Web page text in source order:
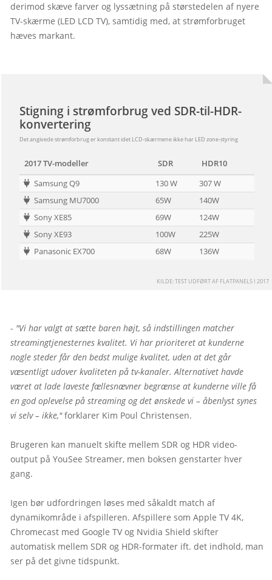
derimod skæve farver og lyssætning på størstedelen af nyere
TV-skærme (LED LCD TV), samtidig med, at strømforbruget
hæves markant.
Stigning i strømforbrug ved SDR-til-HDR-
konvertering
Det angivede strømforbrug er konstant idet LCD-skærmene ikke har LED zone-styring
2017 TV-modeller SDR
HDR10
Samsung Q9
130 W
307 W
Samsung MU7000
65W
140W
Sony XE85
69W
124W
Sony XE93
100W
225W
Panasonic EX700
68W 136W
KILDE: TEST UDFØRT AF FLATPANELS I 2017
- "Vi har valgt at sætte baren højt, så indstillingen matcher
streamingtjenesternes kvalitet. Vi har prioriteret at kunderne
nogle steder får den bedst mulige kvalitet, uden at det går
væsentligt udover kvaliteten på tv-kanaler. Alternativet havde
været at lade laveste fællesnævner begrænse at kunderne ville få
en god oplevelse på streaming og det ønskede vi – åbenlyst synes
vi selv – ikke," forklarer Kim Poul Christensen.
Brugeren kan manuelt skifte mellem SDR og HDR video-
output på YouSee Streamer, men boksen genstarter hver
gang.
Igen bør udfordringen løses med såkaldt match af
dynamikområde i afspilleren. Afspillere som Apple TV 4K,
Chromecast med Google TV og Nvidia Shield skifter
automatisk mellem SDR og HDR-formater ift. det indhold, man
ser på det givne tidspunkt.